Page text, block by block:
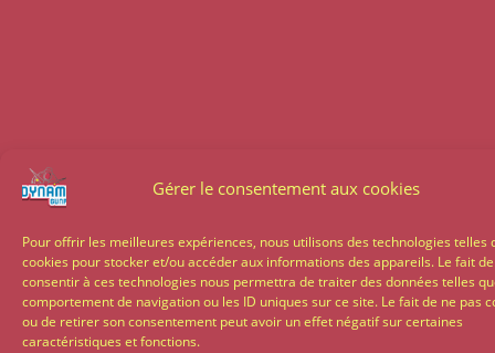
Gérer le consentement aux cookies
Pour offrir les meilleures expériences, nous utilisons des technologies telles
cookies pour stocker et/ou accéder aux informations des appareils. Le fait de
consentir à ces technologies nous permettra de traiter des données telles
comportement de navigation ou les ID uniques sur ce site. Le fait de ne pas
ou de retirer son consentement peut avoir un effet négatif sur certaines
caractéristiques et fonctions.